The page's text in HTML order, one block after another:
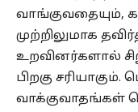
வாங்குவதையும்,
முற்றிலுமாக
உறவினர்களால்
பிறகு
வாக்குவாதங்கள்